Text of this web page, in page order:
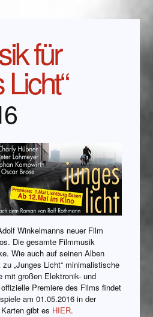
für
Winkelmanns neuer Film
Die gesamte Filmmusik
Wie auch auf seinen Alben
„Junges Licht“ minimalistische
mit großen Elektronik- und
Premiere des Films findet
am 01.05.2016 in der
gibt es HIER.